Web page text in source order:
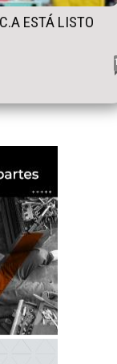
ESTÁ LISTO